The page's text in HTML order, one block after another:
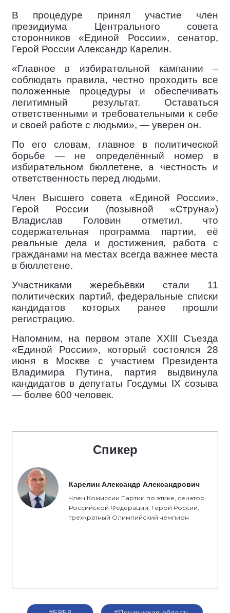
В процедуре принял участие член
президиума Центрального совета
сторонников «Единой России», сенатор,
Герой России Александр Карелин.
«Главное в избирательной кампании –
соблюдать правила, честно проходить все
положенные процедуры и обеспечивать
легитимный результат. Оставаться
ответственными и требовательными к себе
и своей работе с людьми», — уверен он.
По его словам, главное в политической
борьбе — не определённый номер в
избирательном бюллетене, а честность и
ответственность перед людьми.
Член Высшего совета «Единой России»,
Герой России (позывной «Струна»)
Владислав Головин отметил, что
содержательная программа партии, её
реальные дела и достижения, работа с
гражданами на местах всегда важнее места
в бюллетене.
Участниками жеребьёвки стали 11
политических партий, федеральные списки
кандидатов которых ранее прошли
регистрацию.
Напомним, на первом этапе XXIII Съезда
«Единой России», который состоялся 28
июня в Москве с участием Президента
Владимира Путина, партия выдвинула
кандидатов в депутаты Госдумы IX созыва
— более 600 человек.
Спикер
Карелин Александр Александрович
Член Комиссии Партии по этике, сенатор
Российской Федерации, Герой России,
трехкратный Олимпийский чемпион